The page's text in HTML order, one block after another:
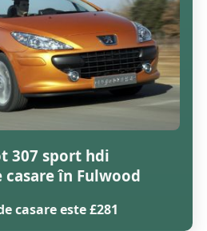
307 sport hdi
casare în Fulwood
casare este £281